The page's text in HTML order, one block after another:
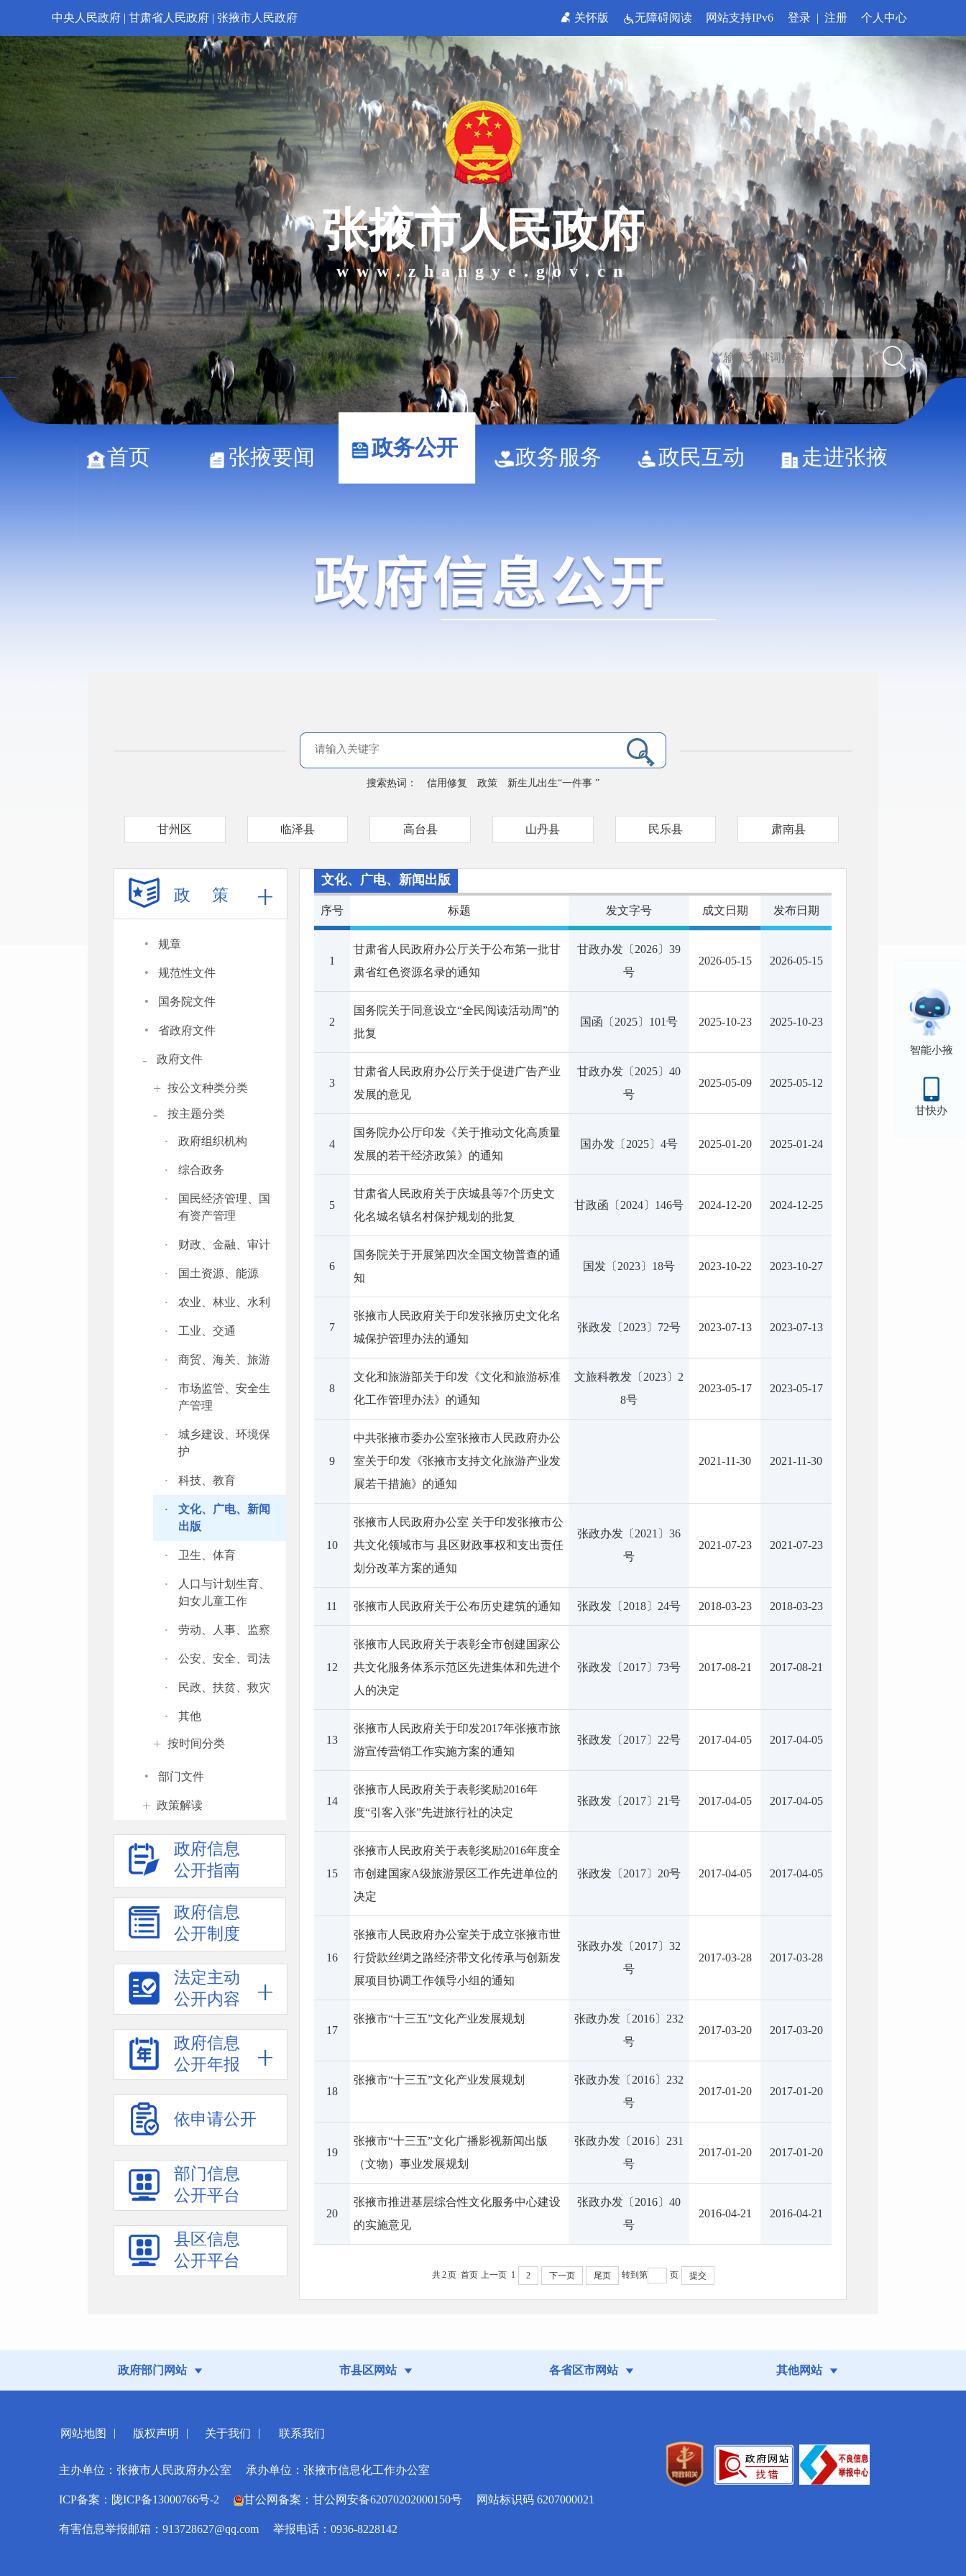
中央人民政府 | 甘肃省人民政府 | 张掖市人民政府 关怀版 无障碍阅读 网站支持IPv6 登录 | 注册 个人中心
张掖市人民政府
www.zhangye.gov.cn
首页 张掖要闻 政务公开 政务服务 政民互动 走进张掖
智能小掖
甘快办
搜索热词： 信用修复 政策 新生儿出生“一件事 ”
甘州区 临泽县 高台县 山丹县 民乐县 肃南县
政 策
· 规章
· 规范性文件
· 国务院文件
· 省政府文件
- 政府文件
+ 按公文种类分类
- 按主题分类
· 政府组织机构
· 综合政务
·
国民经济管理、国
有资产管理
· 财政、金融、审计
· 国土资源、能源
· 农业、林业、水利
· 工业、交通
· 商贸、海关、旅游
·
市场监管、安全生
产管理
·
城乡建设、环境保
护
· 科技、教育
·
文化、广电、新闻
出版
· 卫生、体育
·
人口与计划生育、
妇女儿童工作
· 劳动、人事、监察
· 公安、安全、司法
· 民政、扶贫、救灾
· 其他
+ 按时间分类
· 部门文件
+ 政策解读
政府信息
公开指南
政府信息
公开制度
法定主动
公开内容
政府信息
公开年报
依申请公开
部门信息
公开平台
县区信息
公开平台
文化、广电、新闻出版
序号 标题 发文字号 成文日期 发布日期
1
甘肃省人民政府办公厅关于公布第一批甘
肃省红色资源名录的通知
甘政办发〔2026〕39
号
2026-05-15 2026-05-15
2
国务院关于同意设立“全民阅读活动周”的
批复
国函〔2025〕101号 2025-10-23 2025-10-23
3
甘肃省人民政府办公厅关于促进广告产业
发展的意见
甘政办发〔2025〕40
号
2025-05-09 2025-05-12
4
国务院办公厅印发《关于推动文化高质量
发展的若干经济政策》的通知
国办发〔2025〕4号 2025-01-20 2025-01-24
5
甘肃省人民政府关于庆城县等7个历史文
化名城名镇名村保护规划的批复
甘政函〔2024〕146号 2024-12-20 2024-12-25
6
国务院关于开展第四次全国文物普查的通
知
国发〔2023〕18号 2023-10-22 2023-10-27
7
张掖市人民政府关于印发张掖历史文化名
城保护管理办法的通知
张政发〔2023〕72号 2023-07-13 2023-07-13
8
文化和旅游部关于印发《文化和旅游标准
化工作管理办法》的通知
文旅科教发〔2023〕2
8号
2023-05-17 2023-05-17
9
中共张掖市委办公室张掖市人民政府办公
室关于印发《张掖市支持文化旅游产业发
展若干措施》的通知
2021-11-30 2021-11-30
10
张掖市人民政府办公室 关于印发张掖市公
共文化领域市与 县区财政事权和支出责任
划分改革方案的通知
张政办发〔2021〕36
号
2021-07-23 2021-07-23
11 张掖市人民政府关于公布历史建筑的通知 张政发〔2018〕24号 2018-03-23 2018-03-23
12
张掖市人民政府关于表彰全市创建国家公
共文化服务体系示范区先进集体和先进个
人的决定
张政发〔2017〕73号 2017-08-21 2017-08-21
13
张掖市人民政府关于印发2017年张掖市旅
游宣传营销工作实施方案的通知
张政发〔2017〕22号 2017-04-05 2017-04-05
14
张掖市人民政府关于表彰奖励2016年
度“引客入张”先进旅行社的决定
张政发〔2017〕21号 2017-04-05 2017-04-05
15
张掖市人民政府关于表彰奖励2016年度全
市创建国家A级旅游景区工作先进单位的
决定
张政发〔2017〕20号 2017-04-05 2017-04-05
16
张掖市人民政府办公室关于成立张掖市世
行贷款丝绸之路经济带文化传承与创新发
展项目协调工作领导小组的通知
张政办发〔2017〕32
号
2017-03-28 2017-03-28
17
张掖市“十三五”文化产业发展规划
张政办发〔2016〕232
号
2017-03-20 2017-03-20
18
张掖市“十三五”文化产业发展规划
张政办发〔2016〕232
号
2017-01-20 2017-01-20
19
张掖市“十三五”文化广播影视新闻出版
（文物）事业发展规划
张政办发〔2016〕231
号
2017-01-20 2017-01-20
20
张掖市推进基层综合性文化服务中心建设
的实施意见
张政办发〔2016〕40
号
2016-04-21 2016-04-21
共2页 首页 上一页 1 2 下一页 尾页 转到第 页 提交
政府部门网站 市县区网站 各省区市网站 其他网站
网站地图 | 版权声明 | 关于我们 | 联系我们
主办单位：张掖市人民政府办公室 承办单位：张掖市信息化工作办公室
ICP备案：陇ICP备13000766号-2 甘公网备案：甘公网安备62070202000150号 网站标识码 6207000021
有害信息举报邮箱：913728627@qq.com 举报电话：0936-8228142